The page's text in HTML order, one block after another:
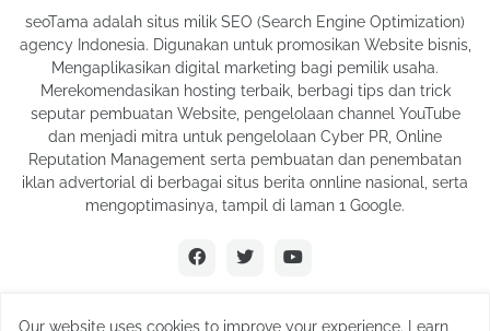
seoTama adalah situs milik SEO (Search Engine Optimization)
agency Indonesia. Digunakan untuk promosikan Website bisnis,
Mengaplikasikan digital marketing bagi pemilik usaha.
Merekomendasikan hosting terbaik, berbagi tips dan trick
seputar pembuatan Website, pengelolaan channel YouTube
dan menjadi mitra untuk pengelolaan Cyber PR, Online
Reputation Management serta pembuatan dan penembatan
iklan advertorial di berbagai situs berita onnline nasional, serta
mengoptimasinya, tampil di laman 1 Google.
Our website uses cookies to improve your experience. Learn